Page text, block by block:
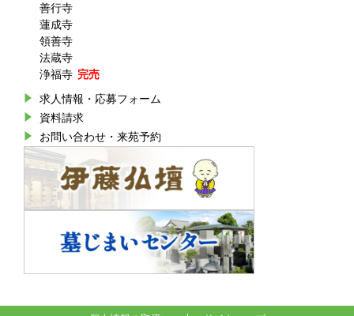
善行寺
蓮成寺
領善寺
法蔵寺
浄福寺
求人情報・応募フォーム
資料請求
お問い合わせ・来苑予約